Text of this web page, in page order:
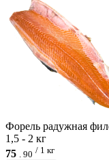
Форель радужная
1,5 - 2 кг
75 . 90 / 1 кг